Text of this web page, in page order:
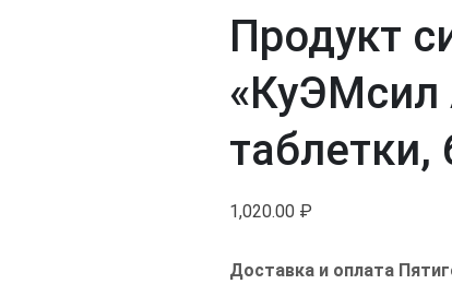
Продукт
«КуЭМсил
таблетки,
1,020.00 ₽
Доставка и оплата